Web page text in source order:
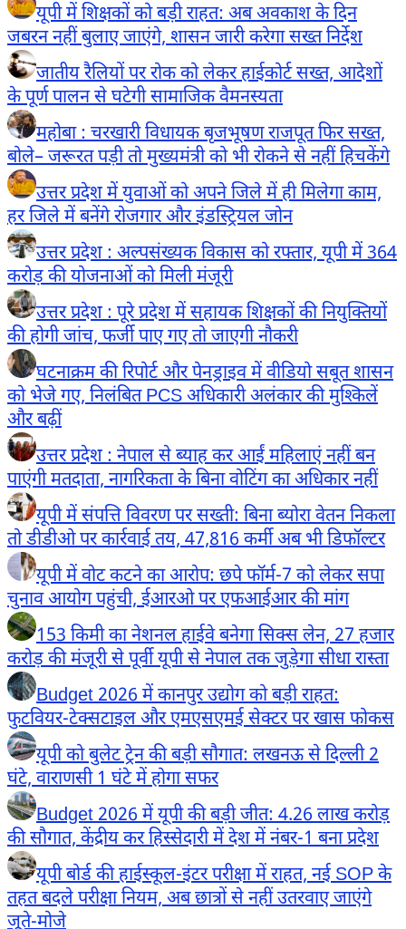
यूपी में शिक्षकों को बड़ी राहत: अब अवकाश के दिन
जबरन नहीं बुलाए जाएंगे, शासन जारी करेगा सख्त निर्देश
जातीय रैलियों पर रोक को लेकर हाईकोर्ट सख्त, आदेशों
के पूर्ण पालन से घटेगी सामाजिक वैमनस्यता
महोबा : चरखारी विधायक बृजभूषण राजपूत फिर सख्त,
बोले– जरूरत पड़ी तो मुख्यमंत्री को भी रोकने से नहीं हिचकेंगे
उत्तर प्रदेश में युवाओं को अपने जिले में ही मिलेगा काम,
हर जिले में बनेंगे रोजगार और इंडस्ट्रियल जोन
उत्तर प्रदेश : अल्पसंख्यक विकास को रफ्तार, यूपी में 364
करोड़ की योजनाओं को मिली मंजूरी
उत्तर प्रदेश : पूरे प्रदेश में सहायक शिक्षकों की नियुक्तियों
की होगी जांच, फर्जी पाए गए तो जाएगी नौकरी
घटनाक्रम की रिपोर्ट और पेनड्राइव में वीडियो सबूत शासन
को भेजे गए, निलंबित PCS अधिकारी अलंकार की मुश्किलें
और बढ़ीं
उत्तर प्रदेश : नेपाल से ब्याह कर आईं महिलाएं नहीं बन
पाएंगी मतदाता, नागरिकता के बिना वोटिंग का अधिकार नहीं
यूपी में संपत्ति विवरण पर सख्ती: बिना ब्योरा वेतन निकला
तो डीडीओ पर कार्रवाई तय, 47,816 कर्मी अब भी डिफॉल्टर
यूपी में वोट कटने का आरोप: छपे फॉर्म-7 को लेकर सपा
चुनाव आयोग पहुंची, ईआरओ पर एफआईआर की मांग
153 किमी का नेशनल हाईवे बनेगा सिक्स लेन, 27 हजार
करोड़ की मंजूरी से पूर्वी यूपी से नेपाल तक जुड़ेगा सीधा रास्ता
Budget 2026 में कानपुर उद्योग को बड़ी राहत:
फुटवियर-टेक्सटाइल और एमएसएमई सेक्टर पर खास फोकस
यूपी को बुलेट ट्रेन की बड़ी सौगात: लखनऊ से दिल्ली 2
घंटे, वाराणसी 1 घंटे में होगा सफर
Budget 2026 में यूपी की बड़ी जीत: 4.26 लाख करोड़
की सौगात, केंद्रीय कर हिस्सेदारी में देश में नंबर-1 बना प्रदेश
यूपी बोर्ड की हाईस्कूल-इंटर परीक्षा में राहत, नई SOP के
तहत बदले परीक्षा नियम, अब छात्रों से नहीं उतरवाए जाएंगे
जूते-मोजे